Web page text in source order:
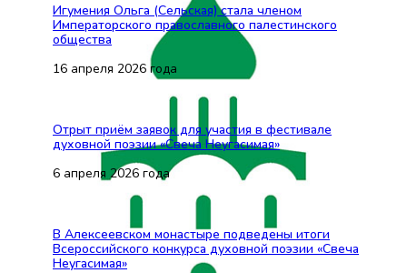
Игумения Ольга (Сельская) стала членом
Императорского православного палестинского
общества
16 апреля 2026 года
Отрыт приём заявок для участия в фестивале
духовной поэзии «Свеча Неугасимая»
6 апреля 2026 года
В Алексеевском монастыре подведены итоги
Всероссийского конкурса духовной поэзии «Свеча
Неугасимая»